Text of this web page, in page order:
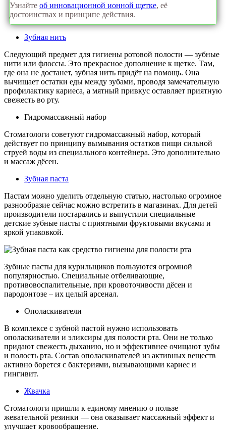
Узнайте об инновационной ионной щетке, её
достоинствах и принципе действия.
Зубная нить
Следующий предмет для гигиены ротовой полости — зубные
нити или флоссы. Это прекрасное дополнение к щетке. Там,
где она не достанет, зубная нить придёт на помощь. Она
вычищает остатки еды между зубами, проводя замечательную
профилактику кариеса, а мятный привкус оставляет приятную
свежесть во рту.
Гидромассажный набор
Стоматологи советуют гидромассажный набор, который
действует по принципу вымывания остатков пищи сильной
струей воды из специального контейнера. Это дополнительно
и массаж дёсен.
Зубная паста
Пастам можно уделить отдельную статью, настолько огромное
разнообразие сейчас можно встретить в магазинах. Для детей
производители постарались и выпустили специальные
детские зубные пасты с приятными фруктовыми вкусами и
яркой упаковкой.
Зубные пасты для курильщиков пользуются огромной
популярностью. Специальные отбеливающие,
противовоспалительные, при кровоточивости дёсен и
пародонтозе – их целый арсенал.
Ополаскиватели
В комплексе с зубной пастой нужно использовать
ополаскиватели и эликсиры для полости рта. Они не только
придают свежесть дыханию, но и эффективнее очищают зубы
и полость рта. Состав ополаскивателей из активных веществ
активно борется с бактериями, вызывающими кариес и
гингивит.
Жвачка
Стоматологи пришли к единому мнению о пользе
жевательной резинки — она оказывает массажный эффект и
улучшает кровообращение.